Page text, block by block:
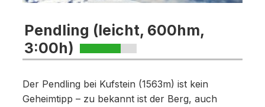
Pendling (leicht, 600hm,
3:00h)
Der Pendling bei Kufstein (1563m) ist kein
Geheimtipp – zu bekannt ist der Berg, auch